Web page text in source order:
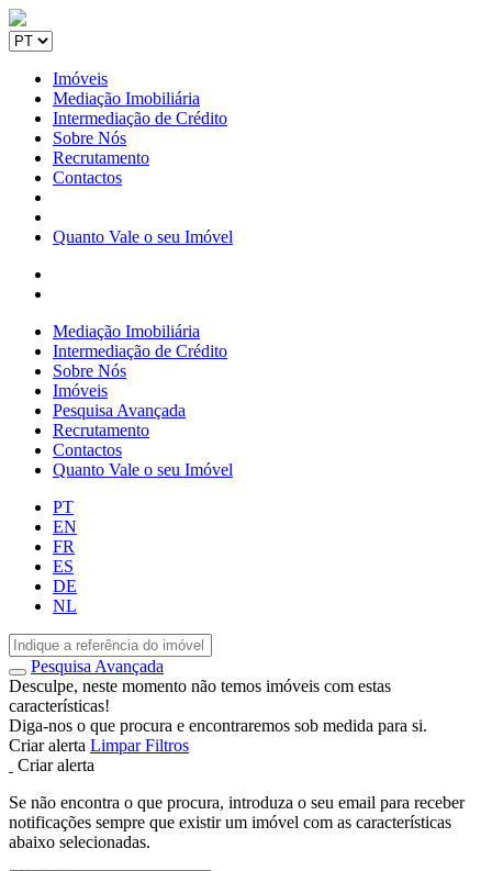
Imóveis
Mediação Imobiliária
Intermediação de Crédito
Sobre Nós
Recrutamento
Contactos
Quanto Vale o seu Imóvel
Mediação Imobiliária
Intermediação de Crédito
Sobre Nós
Imóveis
Pesquisa Avançada
Recrutamento
Contactos
Quanto Vale o seu Imóvel
PT
EN
FR
ES
DE
NL
Pesquisa Avançada
Desculpe, neste momento não temos imóveis com estas
características!
Diga-nos o que procura e encontraremos sob medida para si.
Criar alerta Limpar Filtros
Criar alerta
Se não encontra o que procura, introduza o seu email para receber
notificações sempre que existir um imóvel com as características
abaixo selecionadas.